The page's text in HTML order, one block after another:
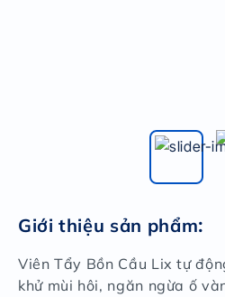
Giới thiệu sản phẩm:
Viên Tẩy Bồn Cầu Lix tự
khử mùi hôi, ngăn ngừa ố